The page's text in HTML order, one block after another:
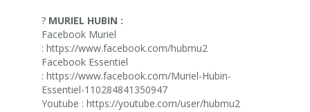
? MURIEL HUBIN :
Facebook Muriel
: https://www.facebook.com/hubmu2
Facebook Essentiel
: https://www.facebook.com/Muriel-Hubin-
Essentiel-110284841350947
Youtube : https://youtube.com/user/hubmu2